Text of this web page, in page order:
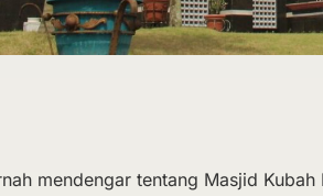
mendengar tentang Masjid Kubah